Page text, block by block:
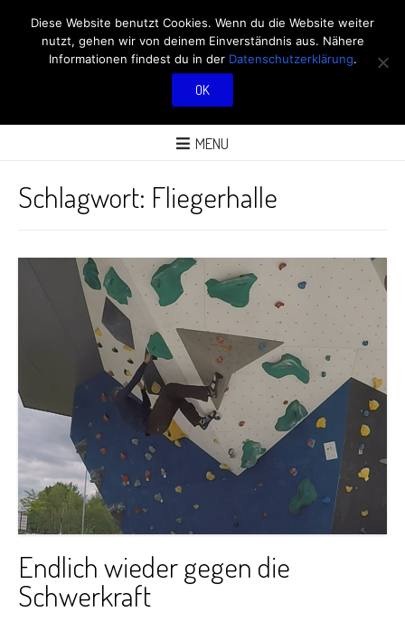
RÖBÜS OUTDOOR
BLOG
MENU
Schlagwort: Fliegerhalle
Endlich wieder gegen die
Schwerkraft
Diese Website benutzt Cookies. Wenn du die Website weiter
nutzt, gehen wir von deinem Einverständnis aus. Nähere
Informationen findest du in der Datenschutzerklärung.
OK